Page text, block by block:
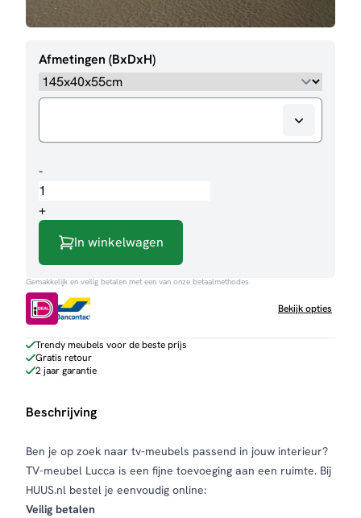
Afmetingen (BxDxH)
-TV-
meubel
Lucca
+
In winkelwagen
Gemakkelijk en veilig betalen met een van onze betaalmethodes
Bekijk opties
Trendy meubels voor de beste prijs
Gratis retour
2 jaar garantie
Beschrijving
Ben je op zoek naar tv-meubels passend in jouw interieur?
TV-meubel Lucca is een fijne toevoeging aan een ruimte. Bij
HUUS.nl bestel je eenvoudig online:
Veilig betalen